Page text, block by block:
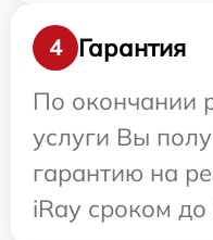
4
Гарантия
По окончании
услуги Вы
гарантию на
iRay сроком до